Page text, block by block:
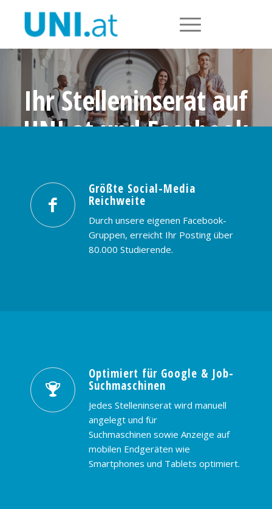
Ihr Stelleninserat auf
UNI.at und Facebook
PREISE & BUCHUNG KONTAKT
Größte Social-Media
Reichweite
Durch unsere eigenen Facebook-
Gruppen, erreicht Ihr Posting über
80.000 Studierende.
Optimiert für Google & Job-
Suchmaschinen
Jedes Stelleninserat wird manuell
angelegt und für
Suchmaschinen sowie Anzeige auf
mobilen Endgeräten wie
Smartphones und Tablets optimiert.